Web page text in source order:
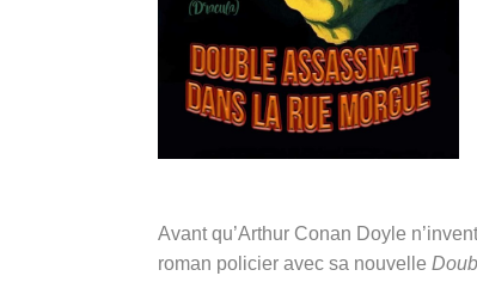
Avant qu’Arthur Conan Doyle
roman policier avec sa nouvelle